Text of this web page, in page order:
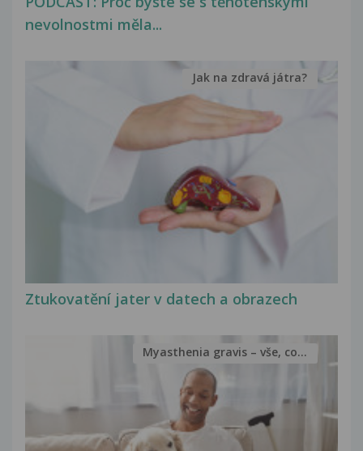
nevolnostmi měla...
Ztukovatění jater v datech a obrazech
Jak na zdravá játra?
Myasthenia gravis – vše, co...